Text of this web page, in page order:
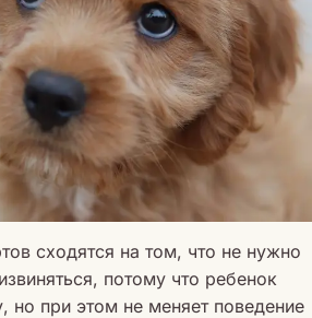
сходятся на том, что не нужно
потому что ребенок
но при этом не меняет поведение